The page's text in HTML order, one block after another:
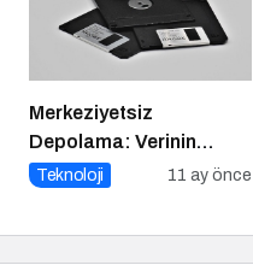
Merkeziyetsiz
Depolama: Verinin
Geleceği Web3 ile
Teknoloji 11 ay önce